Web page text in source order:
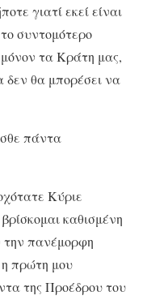
γιατί εκεί είναι
συντομότερο
τα Κράτη μας,
δεν θα μπορέσει να
πάντα
Κύριε
καθισμένη
την πανέμορφη
πρώτη μου
της Προέδρου του